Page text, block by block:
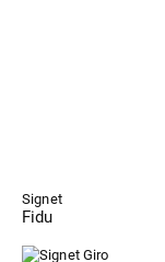
Signet
Fidu